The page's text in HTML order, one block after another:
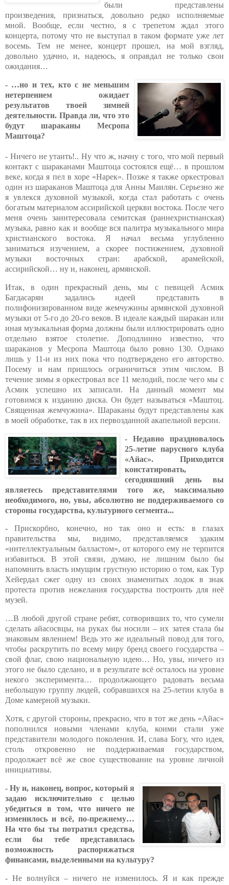
были представлены
произведения, признаться, довольно редко исполняемые
мной. Вообще, если честно, я с трепетом ждал этого
концерта, потому что не выступал в таком формате уже лет
восемь. Тем не менее, концерт прошел, на мой взгляд,
довольно удачно, и, надеюсь, я оправдал не только свои
ожидания…
- …но и тех, кто с не меньшим
нетерпением ожидает
результатов твоей зимней
деятельности. Правда ли, что это
будут шараканы Месропа
Маштоца?
- Ничего не утаить!.. Ну что ж, начну с того, что мой первый
контакт с шараканами Маштоца состоялся ещё… в прошлом
веке, когда я пел в хоре «Нарек». Позже я также оркестровал
один из шараканов Маштоца для Анны Маилян. Серьезно же
я увлекся духовной музыкой, когда стал работать с очень
богатым материалом ассирийской церкви востока. После чего
меня очень заинтересовала семитская (раннехристианская)
музыка, равно как и вообще вся палитра музыкального мира
христианского востока. Я начал весьма углубленно
заниматься изучением, а скорее постижением, духовной
музыки восточных стран: арабской, арамейской,
ассирийской… ну и, наконец, армянской.
Итак, в один прекрасный день, мы с певицей Асмик
Багдасарян задались идеей представить в
полифонизированном виде жемчужины армянской духовной
музыки от 5-го до 20-го веков. В идеале каждый шаракан или
иная музыкальная форма должны были иллюстрировать одно
отдельно взятое столетие. Доподлинно известно, что
шараканов у Месропа Маштоца было ровно 130. Однако
лишь у 11-и из них пока что подтверждено его авторство.
Посему и нам пришлось ограничиться этим числом. В
течение зимы я оркестровал все 11 мелодий, после чего мы с
Асмик успешно их записали. На данный момент мы
готовимся к изданию диска. Он будет называться «Маштоц.
Священная жемчужина». Шараканы будут представлены как
в моей обработке, так в их первозданной акапельной версии.
- Недавно праздновалось
25-летие парусного клуба
«Айас». Приходится
констатировать,
сегодняшний день вы
являетесь представителями того же, максимально
необходимого, но, увы, абсолютно не поддерживаемого со
стороны государства, культурного сегмента...
-Прискорбно, конечно, но так оно и есть: в глазах
правительства мы, видимо, представляемся эдаким
«интеллектуальным балластом», от которого ему не терпится
избавиться. В этой связи, думаю, не лишним было бы
напомнить власть имущим грустную историю о том, как Тур
Хейердал сжег одну
из своих знаменитых лодок в знак
протеста против нежелания государства построить для неё
музей.
…В любой другой стране ребят, сотворивших то, что сумели
сделать айасосвцы, на руках бы носили – их затея стала бы
знаковым явлением! Ведь это же идеальный повод для того,
чтобы раскрутить по всему миру бренд своего государства –
свой флаг, свою национальную идею… Но, увы,ничего из
этого не было сделано, и в результате всё осталось на уровне
некого эксперимента… продолжающего радовать весьма
небольшую группу людей, собравшихся на 25-летии клуба в
Доме камерной музыки.
Хотя, с другой стороны, прекрасно, что в тот же день «Айас»
пополнился новыми членами клуба, коими стали уже
представители молодого поколения. И, слава Богу, что идея,
столь откровенно не поддерживаемая государством,
продолжает всё же свое существование на уровне личной
инициативы.
-Ну и, наконец, вопрос, который я
задаю исключительно с целью
убедиться в том, что ничего не
изменилось и всё, по-прежнему…
На что бы ты потратил средства,
если
бы тебе представилась
возможность распоряжаться
финансами, выделенными на культуру?
- Не волнуйся – ничего не изменилось. Я и как прежде